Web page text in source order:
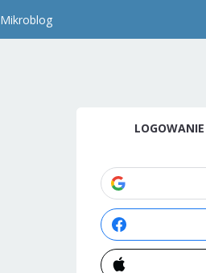
Mikroblog
LOGOWANIE